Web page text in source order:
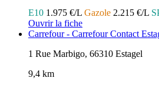
E10 1.975 €/L Gazole 2.215 €/L
Ouvrir la fiche
Carrefour - Carrefour Contact
1 Rue Marbigo, 66310 Estagel
9,4 km